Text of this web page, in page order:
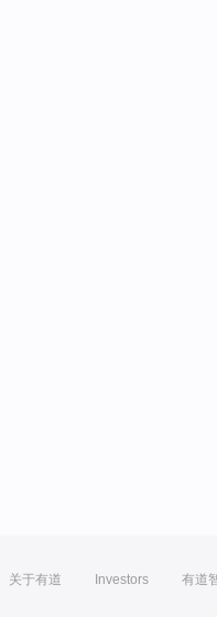
关于有道 Investors 有道